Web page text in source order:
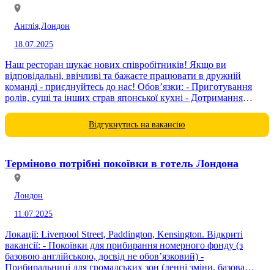
Англія, Лондон
18.07.2025
Наш ресторан шукає нових співробітників! Якщо ви
відповідальні, ввічливі та бажаєте працювати в дружній
команді - приєднуйтесь до нас! Обов’язки: - Приготування
ролів, суші та інших страв японської кухні - Дотримання
Відгукнутись на вакансію
Терміново потрібні покоївки в готель Лондона
Лондон
11.07.2025
Локації: Liverpool Street, Paddington, Kensington. Відкриті
вакансії: - Покоївки для прибирання номерного фонду (з
базовою англійською, досвід не обов’язковий) -
Прибиральниці для громадських зон (денні зміни, базова